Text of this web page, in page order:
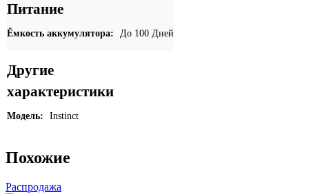
Артикул:
02805-
Питание
Ёмкость аккумулятора: До 100 Дней
Другие
характеристики
Модель: Instinct
Похожие
Распродажа